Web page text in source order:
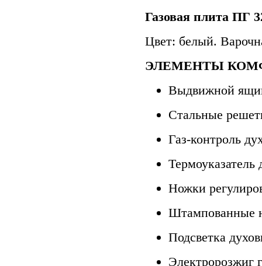
Газовая плита ПГ
Цвет: белый.
ЭЛЕМЕНТЫ
Выдвижной
Стальные
Газ-контроль
Термоуказатель
Ножки
Штампованные
Подсветка
Электророзжиг